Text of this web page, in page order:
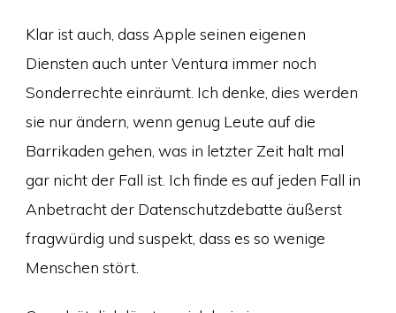
Klar ist auch, dass Apple seinen eigenen
Diensten auch unter Ventura immer noch
Sonderrechte einräumt. Ich denke, dies werden
sie nur ändern, wenn genug Leute auf die
Barrikaden gehen, was in letzter Zeit halt mal
gar nicht der Fall ist. Ich finde es auf jeden Fall in
Anbetracht der Datenschutzdebatte äußerst
fragwürdig und suspekt, dass es so wenige
Menschen stört.